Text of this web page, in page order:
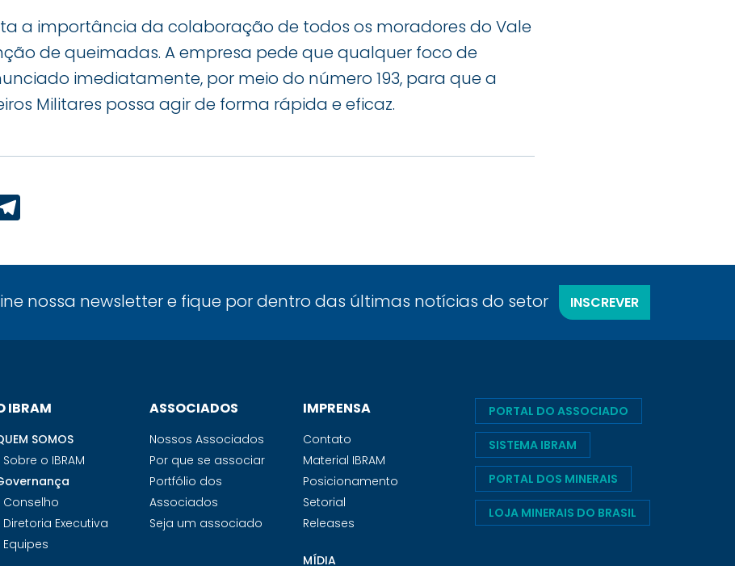
a importância da colaboração de todos os moradores do Vale
de queimadas. A empresa pede que qualquer foco de
imediatamente, por meio do número 193, para que a
Militares possa agir de forma rápida e eficaz.
Telegram
nossa newsletter e fique por dentro das últimas notícias do setor INSCREVER
IBRAM
SOMOS
Sobre o IBRAM
Conselho
Diretoria Executiva
Equipes
ASSOCIADOS
Nossos Associados
Por que se associar
Portfólio dos
Associados
Seja um associado
IMPRENSA
Contato
Material IBRAM
Posicionamento
Setorial
Releases
MÍDIA
PORTAL DO ASSOCIADO
SISTEMA IBRAM
PORTAL DOS MINERAIS
LOJA MINERAIS DO BRASIL